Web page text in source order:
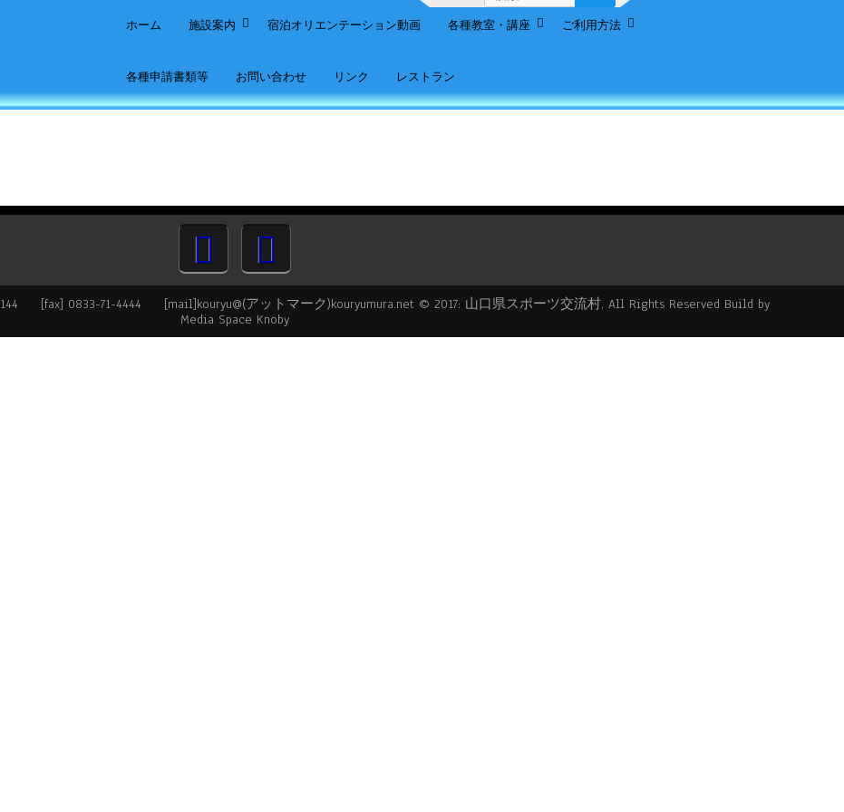
ホーム 施設案内 宿泊オリエンテーション動画 各種教室・講座 ご利用方法
各種申請書類等 お問い合わせ リンク レストラン
[fax] 0833-71-4444 [mail]kouryu@(アットマーク)kouryumura.net © 2017: 山口県スポーツ交流村, All Rights Reserved Build by
Media Space Knoby